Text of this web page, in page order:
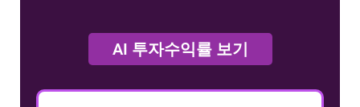
AI 투자수익률 보기